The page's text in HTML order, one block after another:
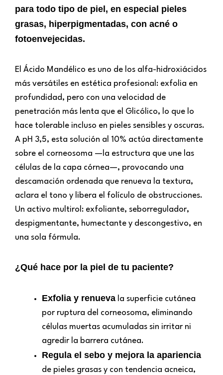
para todo tipo de piel, en especial pieles
grasas, hiperpigmentadas, con acné o
fotoenvejecidas.
El Ácido Mandélico es uno de los alfa-hidroxiácidos
más versátiles en estética profesional: exfolia en
profundidad, pero con una velocidad de
penetración más lenta que el Glicólico, lo que lo
hace tolerable incluso en pieles sensibles y oscuras.
A pH 3,5, esta solución al 10% actúa directamente
sobre el corneosoma —la estructura que une las
células de la capa córnea—, provocando una
descamación ordenada que renueva la textura,
aclara el tono y libera el folículo de obstrucciones.
Un activo multirol: exfoliante, seborregulador,
despigmentante, humectante y descongestivo, en
una sola fórmula.
¿Qué hace por la piel de tu paciente?
Exfolia y renueva la superficie cutánea
por ruptura del corneosoma, eliminando
células muertas acumuladas sin irritar ni
agredir la barrera cutánea.
Regula el sebo y mejora la apariencia
de pieles grasas y con tendencia acneica,